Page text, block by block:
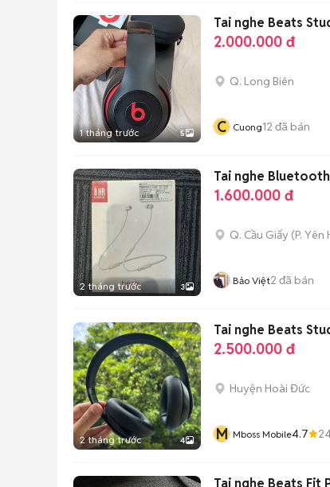
1 tháng trước 5
Tai nghe Beats
2.000.000 đ
Q. Long Biên
C Cuong12 đã bán
2 tháng trước 3
Tai nghe
1.600.000 đ
Q. Cầu Giấy (P. Yên
Bảo Việt2 đã bán
2 tháng trước 4
Tai nghe Beats
2.500.000 đ
Huyện Hoài Đức
M Mboss Mobile4.7
Tai nghe Beats Fit